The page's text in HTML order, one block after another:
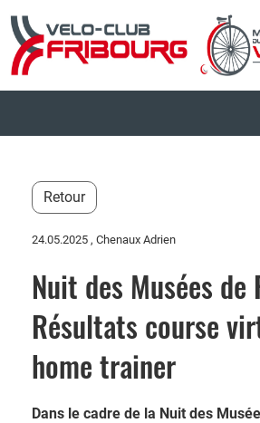
Retour
24.05.2025 , Chenaux Adrien
Nuit des Musées
Résultats course
home trainer
Dans le cadre de la Nuit des